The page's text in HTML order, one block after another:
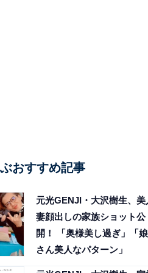
おすすめ記事
元光GENJI・大沢樹生、美
妻顔出しの家族ショット公
開！ 「奥様美し過ぎ」「娘
さん美人なパターン」